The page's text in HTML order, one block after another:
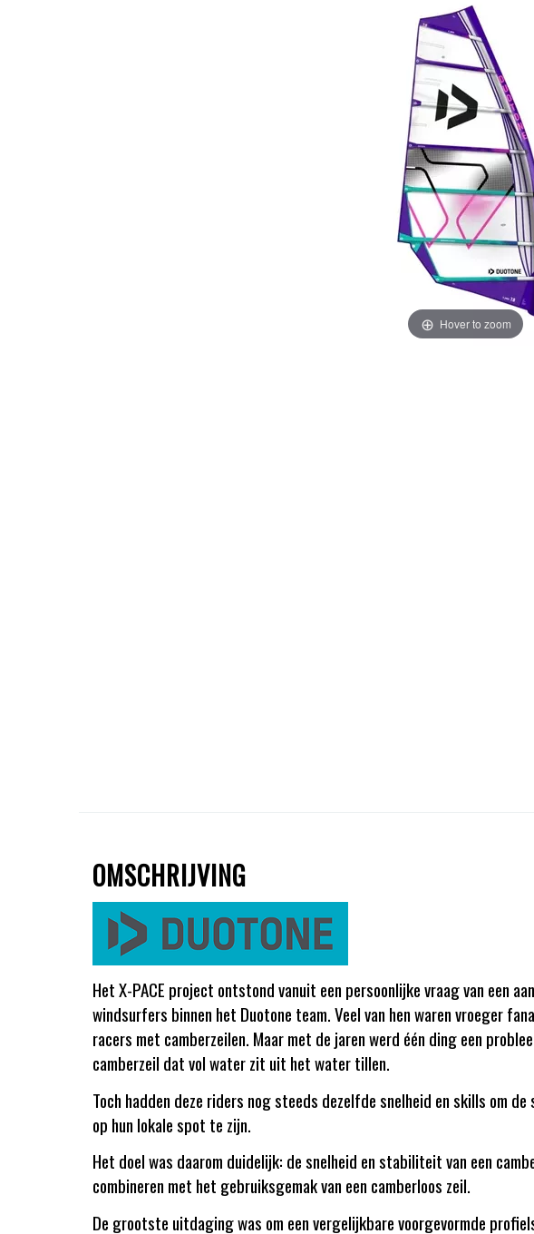
Hover to zoom
OMSCHRIJVING
Het X-PACE project ontstond vanuit een persoonlijke vraag van een
windsurfers binnen het Duotone team. Veel van hen waren vroeger
racers met camberzeilen. Maar met de jaren werd één ding een
camberzeil dat vol water zit uit het water tillen.
Toch hadden deze riders nog steeds dezelfde snelheid en skills om de
op hun lokale spot te zijn.
Het doel was daarom duidelijk: de snelheid en stabiliteit van een
combineren met het gebruiksgemak van een camberloos zeil.
De grootste uitdaging was om een vergelijkbare voorgevormde